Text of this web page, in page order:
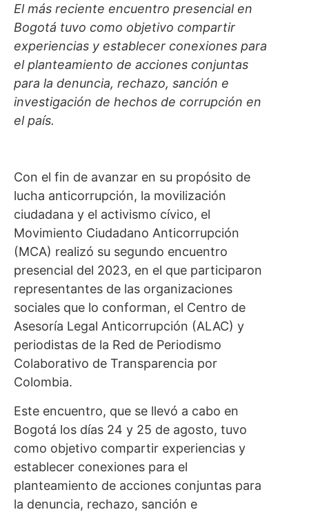
El más reciente encuentro presencial en
Bogotá tuvo como objetivo compartir
experiencias y establecer conexiones para
el planteamiento de acciones conjuntas
para la denuncia, rechazo, sanción e
investigación de hechos de corrupción en
el país.
Con el fin de avanzar en su propósito de
lucha anticorrupción, la movilización
ciudadana y el activismo cívico, el
Movimiento Ciudadano Anticorrupción
(MCA) realizó su segundo encuentro
presencial del 2023, en el que participaron
representantes de las organizaciones
sociales que lo conforman, el Centro de
Asesoría Legal Anticorrupción (ALAC) y
periodistas de la Red de Periodismo
Colaborativo de Transparencia por
Colombia.
Este encuentro, que se llevó a cabo en
Bogotá los días 24 y 25 de agosto, tuvo
como objetivo compartir experiencias y
establecer conexiones para el
planteamiento de acciones conjuntas para
la denuncia, rechazo, sanción e